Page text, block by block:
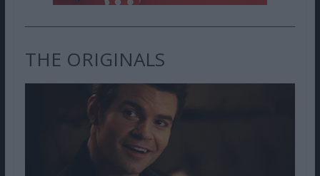
THE ORIGINALS